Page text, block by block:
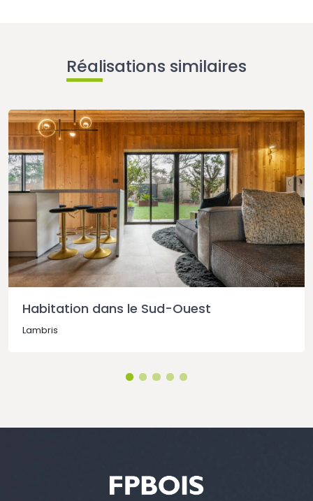
Réalisations similaires
Habitation dans le Sud-Ouest
Lambris